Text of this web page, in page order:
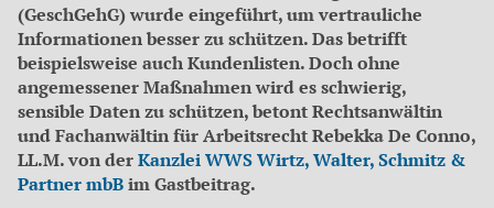
(GeschGehG) wurde eingeführt, um vertrauliche
Informationen besser zu schützen. Das betrifft
beispielsweise auch Kundenlisten. Doch ohne
angemessener Maßnahmen wird es schwierig,
sensible Daten zu schützen, betont Rechtsanwältin
und Fachanwältin für Arbeitsrecht Rebekka De Conno,
LL.M. von derKanzlei WWS Wirtz, Walter, Schmitz &
Partner mbBim Gastbeitrag.